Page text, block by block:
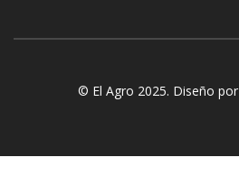
© El Agro 2025. Diseño por